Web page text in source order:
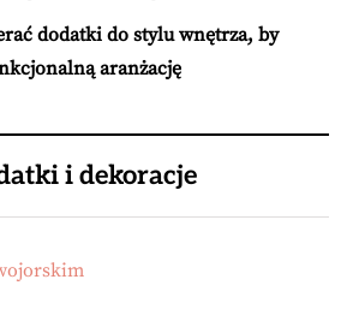
dodatki do stylu wnętrza, by
aranżację
i dekoracje